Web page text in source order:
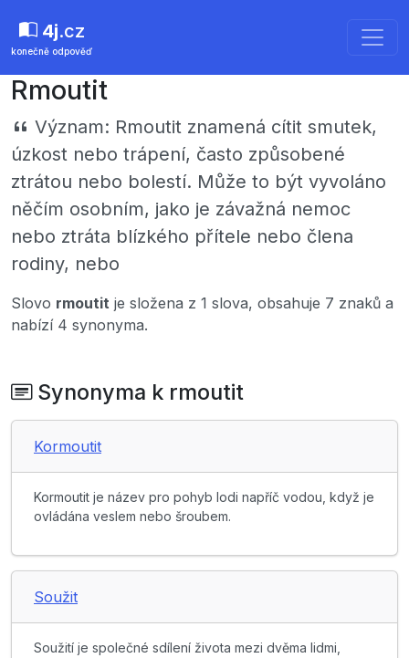
4j.cz
konečně odpověď
Rmoutit
Význam: Rmoutit znamená cítit smutek,
úzkost nebo trápení, často způsobené
ztrátou nebo bolestí. Může to být vyvoláno
něčím osobním, jako je závažná nemoc
nebo ztráta blízkého přítele nebo člena
rodiny, nebo
Slovo rmoutit je složena z 1 slova, obsahuje 7 znaků a
nabízí 4 synonyma.
Synonyma k rmoutit
Kormoutit
Kormoutit je název pro pohyb lodi napříč vodou, když je
ovládána veslem nebo šroubem.
Soužit
Soužití je společné sdílení života mezi dvěma lidmi,